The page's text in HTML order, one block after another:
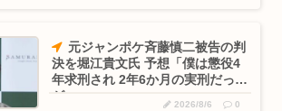
ッサン（60）お母さんが亡くなって狂った
元ジャンポケ斉藤慎二被告の判
決を堀江貴文氏 予想「僕は懲役4
年求刑され 2年6か月の実刑だった
が…」
2026/8/6 0